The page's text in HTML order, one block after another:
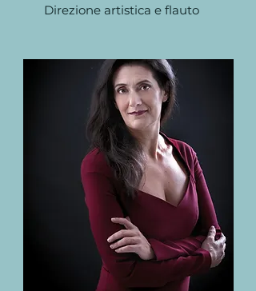
Direzione artistica e flauto